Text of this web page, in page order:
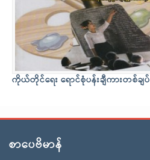
ကိုယ်တိုင်ရေး ရောင်စုံပန်းချီကားတစ်ချပ်
စာပေဗိမာန်